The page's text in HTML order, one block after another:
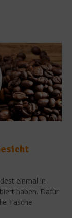
einmal in
haben. Dafür
Tasche